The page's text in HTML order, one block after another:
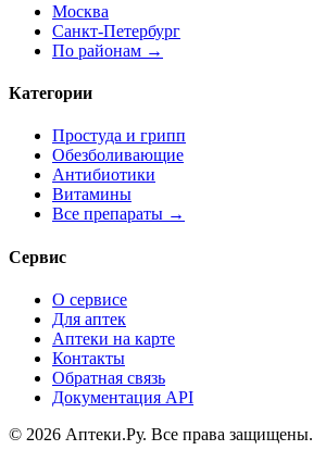
Москва
Санкт-Петербург
По районам →
Категории
Простуда и грипп
Обезболивающие
Антибиотики
Витамины
Все препараты →
Сервис
О сервисе
Для аптек
Аптеки на карте
Контакты
Обратная связь
Документация API
© 2026 Аптеки.Ру. Все права защищены.